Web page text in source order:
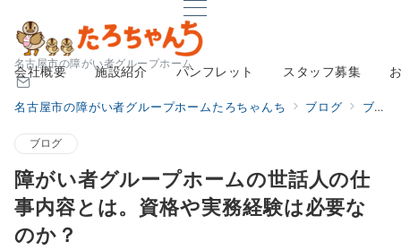
名古屋市の障がい者グループホーム
会社概要 施設紹介 パンフレット スタッフ募集
名古屋市の障がい者グループホームたろちゃんち ブログ ブログ
ブログ
障がい者グループホームの世話人の仕
事内容とは。資格や実務経験は必要な
のか？